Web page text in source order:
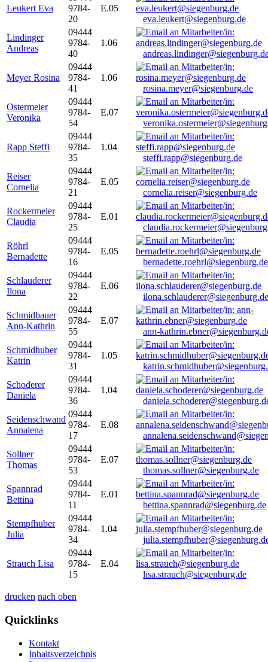
Leukert Eva
9784-
20
E.05
eva.leukert@siegenburg.de
Lindinger
Andreas
09444
9784-
40
1.06
Meyer Rosina
09444
9784-
41
1.06
rosina.meyer@siegenburg.de
Ostermeier
Veronika
09444
9784-
54
E.07
Rapp Steffi
09444
9784-
35
1.04
steffi.rapp@siegenburg.de
Reiser
Cornelia
09444
9784-
21
E.05
cornelia.reiser@siegenburg.de
Rockermeier
Claudia
09444
9784-
25
E.01
Röhrl
Bernadette
09444
9784-
16
E.05
bernadette.roehrl@siegenburg.de
Schlauderer
Ilona
09444
9784-
22
E.06
ilona.schlauderer@siegenburg.de
Schmidbauer
Ann-Kathrin
09444
9784-
55
E.07
ann-
Schmidhuber
Katrin
09444
9784-
31
1.05
Schoderer
Daniela
09444
9784-
36
1.04
Seidenschwand
Annalena
09444
9784-
17
E.08
Sollner
Thomas
09444
9784-
53
E.07
thomas.sollner@siegenburg.de
Spannrad
Bettina
09444
9784-
11
E.01
bettina.spannrad@siegenburg.de
Stempfhuber
Julia
09444
9784-
34
1.04
Strauch Lisa
09444
9784-
15
E.04
lisa.strauch@siegenburg.de
drucken nach oben
Quicklinks
Kontakt
Inhaltsverzeichnis